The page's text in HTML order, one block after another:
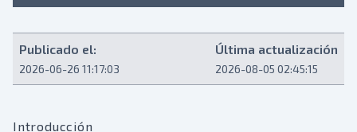
Publicado el:
2026-06-26 11:17:03
Última actualización
2026-08-05 02:45:15
Introducción